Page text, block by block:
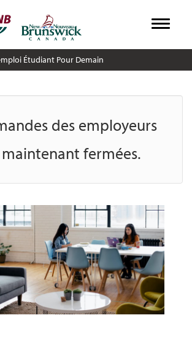
Étudiant Pour Demain
des employeurs
fermées.